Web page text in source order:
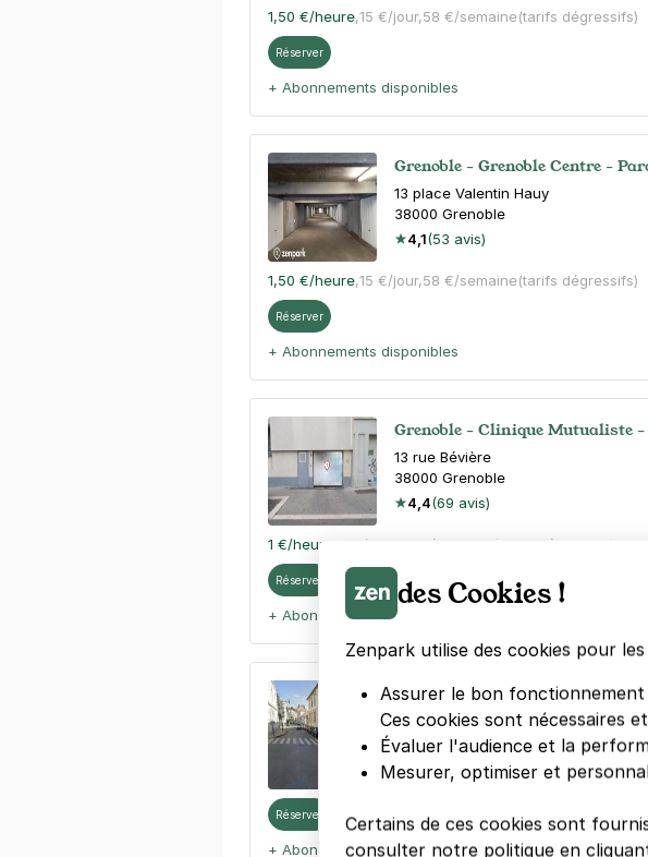
1,50 €/heure,15 €/jour,58 €/semaine(tarifs dégressifs)
Réserver
+ Abonnements disponibles
Grenoble - Grenoble Centre -
13 place Valentin Hauy
38000 Grenoble
4,1(53 avis)
1,50 €/heure,15 €/jour,58 €/semaine(tarifs dégressifs)
Réserver
+ Abonnements disponibles
Grenoble - Clinique Mutualiste
13 rue Bévière
38000 Grenoble
4,4(69 avis)
1 €/heure 11 €/jour, 47 €/semaine (tarifs dégressifs)
Réserver
+ Abonnements disponibles
Grenoble - Gare de Grenoble -
40 rue Nicolas Chorier
38000Grenoble
Réserver
+ Abonnements disponibles
des Cookies !
Zenpark utilise des cookies pour
Assurer le bon
Ces cookies sont nécessaires
Évaluer l'audience et la
Mesurer, optimiser et
Certains de ces cookies sont
consulter notre politique en